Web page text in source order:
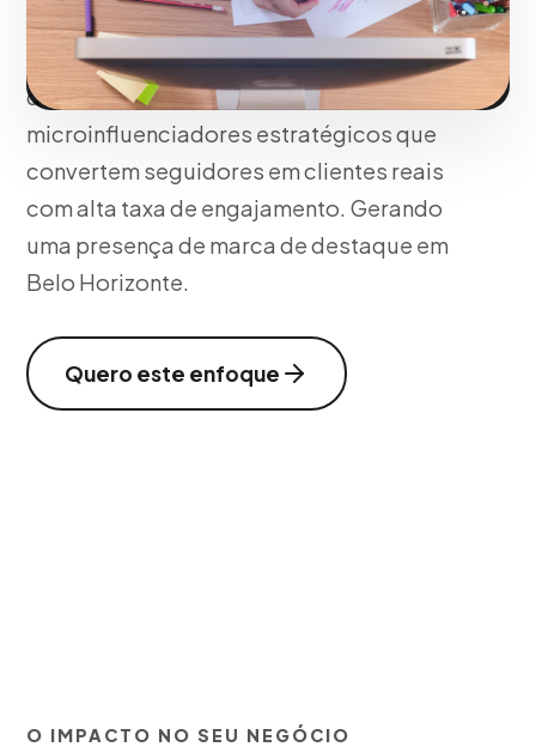
Em Belo Horizonte, conectamos sua
marca em Belo Horizonte com criadores
de conteúdo autênticos e
microinfluenciadores estratégicos que
convertem seguidores em clientes reais
com alta taxa de engajamento. Gerando
uma presença de marca de destaque em
Belo Horizonte.
Quero este enfoque
O IMPACTO NO SEU NEGÓCIO